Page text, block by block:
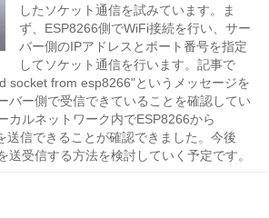
したソケット通信を試みています。ま
ず、ESP8266側でWiFi接続を行い、サー
バー側のIPアドレスとポート番号を指定
してソケット通信を行います。記事で
socket from esp8266"というメッセージを
バー側で受信できていることを確認してい
カルネットワーク内でESP8266から
送信できることが確認できました。今後
送受信する方法を検討していく予定です。